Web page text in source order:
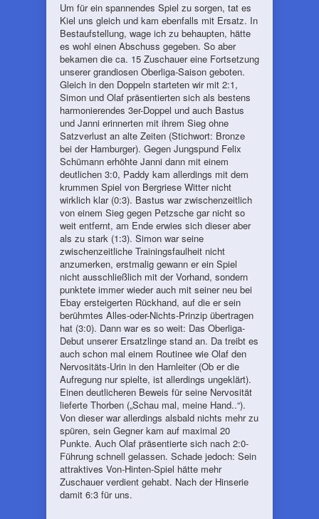
Um für ein spannendes Spiel zu sorgen, tat es
Kiel uns gleich und kam ebenfalls mit Ersatz. In
Bestaufstellung, wage ich zu behaupten, hätte
es wohl einen Abschuss gegeben. So aber
bekamen die ca. 15 Zuschauer eine Fortsetzung
unserer grandiosen Oberliga-Saison geboten.
Gleich in den Doppeln starteten wir mit 2:1,
Simon und Olaf präsentierten sich als bestens
harmonierendes 3er-Doppel und auch Bastus
und Janni erinnerten mit ihrem Sieg ohne
Satzverlust an alte Zeiten (Stichwort: Bronze
bei der Hamburger). Gegen Jungspund Felix
Schümann erhöhte Janni dann mit einem
deutlichen 3:0, Paddy kam allerdings mit dem
krummen Spiel von Bergriese Witter nicht
wirklich klar (0:3). Bastus war zwischenzeitlich
von einem Sieg gegen Petzsche gar nicht so
weit entfernt, am Ende erwies sich dieser aber
als zu stark (1:3). Simon war seine
zwischenzeitliche Trainingsfaulheit nicht
anzumerken, erstmalig gewann er ein Spiel
nicht ausschließlich mit der Vorhand, sondern
punktete immer wieder auch mit seiner neu bei
Ebay ersteigerten Rückhand, auf die er sein
berühmtes Alles-oder-Nichts-Prinzip übertragen
hat (3:0). Dann war es so weit: Das Oberliga-
Debut unserer Ersatzlinge stand an. Da treibt es
auch schon mal einem Routinee wie Olaf den
Nervositäts-Urin in den Harnleiter (Ob er die
Aufregung nur spielte, ist allerdings ungeklärt).
Einen deutlicheren Beweis für seine Nervosität
lieferte Thorben („Schau mal, meine Hand..“).
Von dieser war allerdings alsbald nichts mehr zu
spüren, sein Gegner kam auf maximal 20
Punkte. Auch Olaf präsentierte sich nach 2:0-
Führung schnell gelassen. Schade jedoch: Sein
attraktives Von-Hinten-Spiel hätte mehr
Zuschauer verdient gehabt. Nach der Hinserie
damit 6:3 für uns.